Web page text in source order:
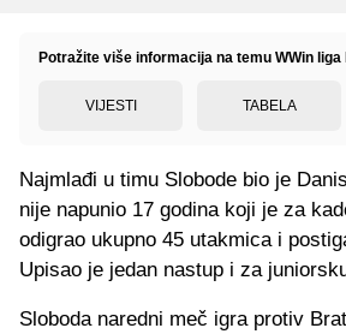
Potražite više informacija na temu WWin liga
VIJESTI TABELA
Najmlađi u timu Slobode bio je
nije napunio 17 godina koji je za
odigrao ukupno 45 utakmica i
Upisao je jedan nastup i za
Sloboda naredni meč igra protiv